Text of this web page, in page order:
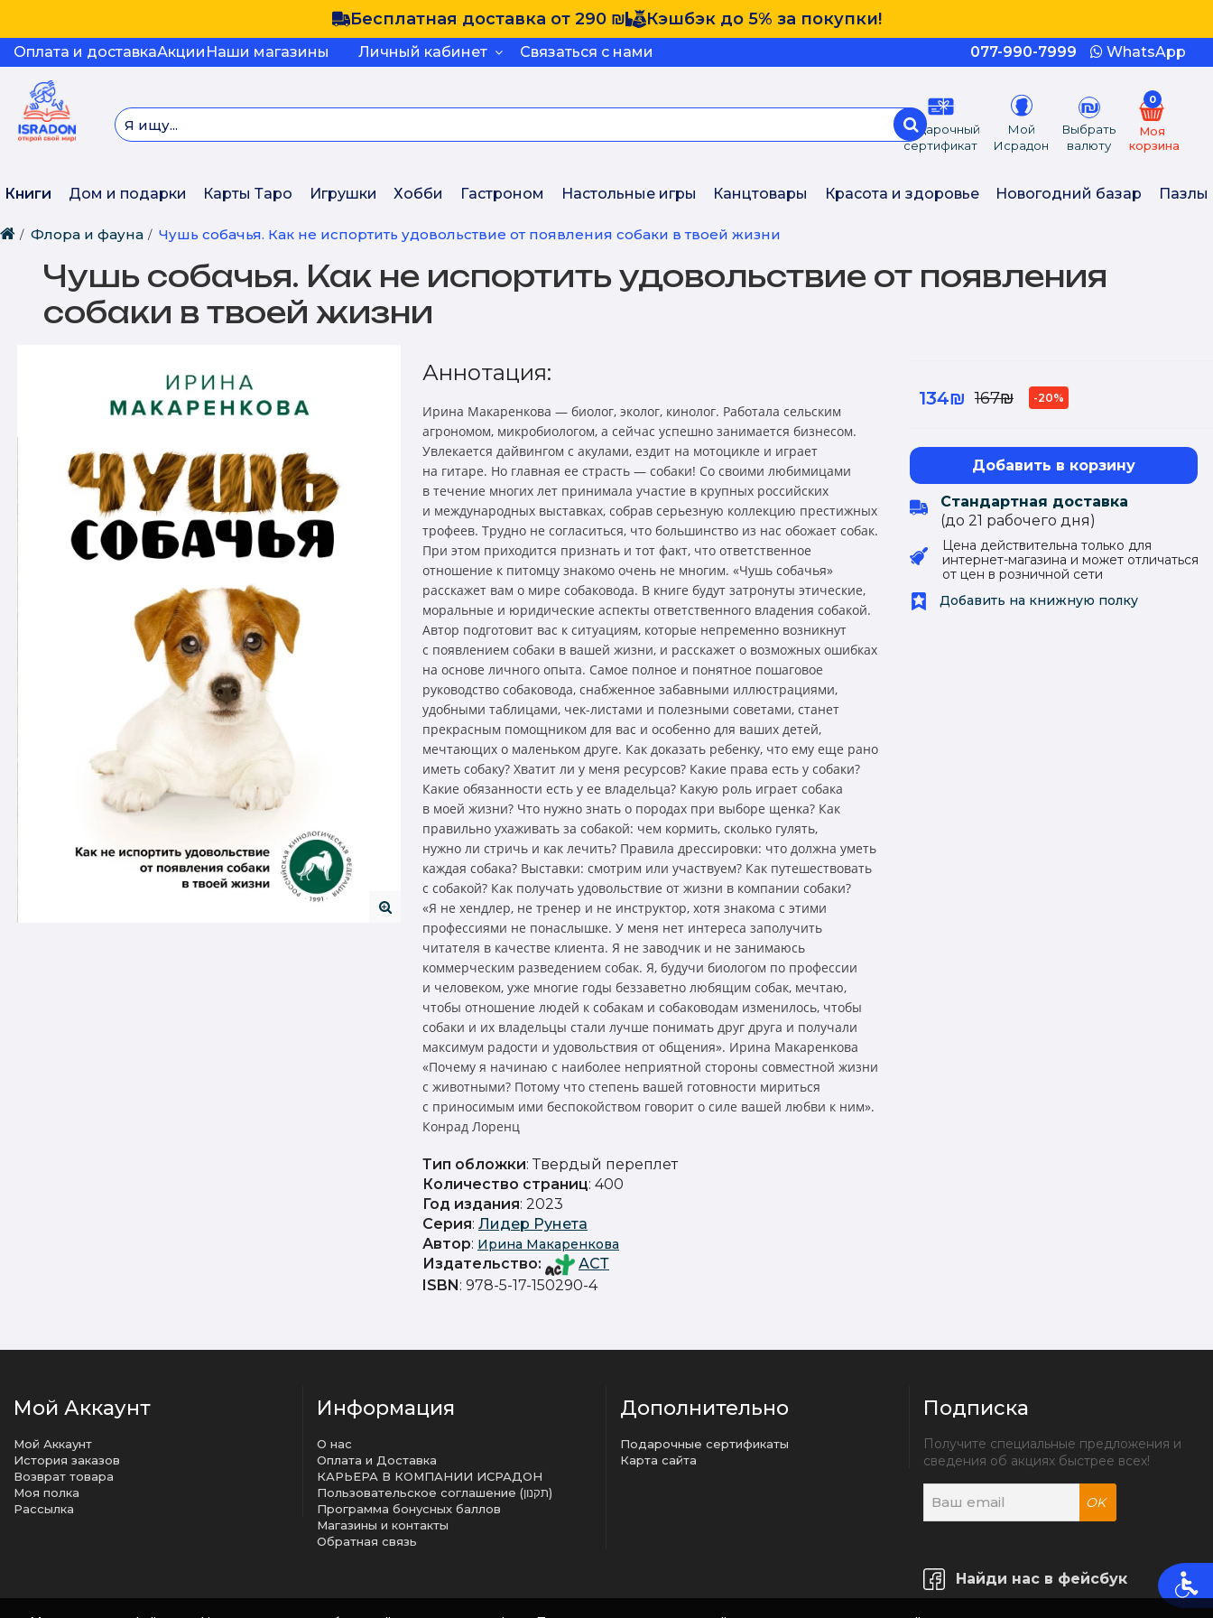
Бесплатная доставка от 290 ₪ Кэшбэк до 5% за покупки!
Оплата и доставкаАкции Наши магазины Личный кабинет Связаться с нами 077-990-7999 WhatsApp
Подарочный
сертификат
Мой
Исрадон
Выбрать
валюту
0
Моя
корзина
Книги Дом и подарки Карты Таро Игрушки Хобби Гастроном Настольные игры Канцтовары Красота и здоровье Новогодний базар Пазлы
Флора и фауна Чушь собачья. Как не испортить удовольствие от появления собаки в твоей жизни
Чушь собачья. Как не испортить удовольствие от появления
собаки в твоей жизни
Аннотация:
Ирина Макаренкова — биолог, эколог, кинолог. Работала сельским
агрономом, микробиологом, а сейчас успешно занимается бизнесом.
Увлекается дайвингом с акулами, ездит на мотоцикле и играет
на гитаре. Но главная ее страсть — собаки! Со своими любимицами
в течение многих лет принимала участие в крупных российских
и международных выставках, собрав серьезную коллекцию престижных
трофеев. Трудно не согласиться, что большинство из нас обожает собак.
При этом приходится признать и тот факт, что ответственное
отношение к питомцу знакомо очень не многим. «Чушь собачья»
расскажет вам о мире собаковода. В книге будут затронуты этические,
моральные и юридические аспекты ответственного владения собакой.
Автор подготовит вас к ситуациям, которые непременно возникнут
с появлением собаки в вашей жизни, и расскажет о возможных ошибках
на основе личного опыта. Самое полное и понятное пошаговое
руководство собаковода, снабженное забавными иллюстрациями,
удобными таблицами, чек-листами и полезными советами, станет
прекрасным помощником для вас и особенно для ваших детей,
мечтающих о маленьком друге. Как доказать ребенку, что ему еще рано
иметь собаку? Хватит ли у меня ресурсов? Какие права есть у собаки?
Какие обязанности есть у ее владельца? Какую роль играет собака
в моей жизни? Что нужно знать о породах при выборе щенка? Как
правильно ухаживать за собакой: чем кормить, сколько гулять,
нужно ли стричь и как лечить? Правила дрессировки: что должна уметь
каждая собака? Выставки: смотрим или участвуем? Как путешествовать
с собакой? Как получать удовольствие от жизни в компании собаки?
«Я не хендлер, не тренер и не инструктор, хотя знакома с этими
профессиями не понаслышке. У меня нет интереса заполучить
читателя в качестве клиента. Я не заводчик и не занимаюсь
коммерческим разведением собак. Я, будучи биологом по профессии
и человеком, уже многие годы беззаветно любящим собак, мечтаю,
чтобы отношение людей к собакам и собаководам изменилось, чтобы
собаки и их владельцы стали лучше понимать друг друга и получали
максимум радости и удовольствия от общения». Ирина Макаренкова
«Почему я начинаю с наиболее неприятной стороны совместной жизни
с животными? Потому что степень вашей готовности мириться
с приносимым ими беспокойством говорит о силе вашей любви к ним».
Конрад Лоренц
Тип обложки: Твердый переплет
Количество страниц: 400
Год издания: 2023
Серия: Лидер Рунета
Автор: Ирина Макаренкова
Издательство:
АСТ
ISBN: 978-5-17-150290-4
134₪ 167₪ -20%
Добавить в корзину
Стандартная доставка
(до 21 рабочего дня)
Цена действительна только для
интернет-магазина и может отличаться
от цен в розничной сети
Добавить на книжную полку
Мой Аккаунт
Мой Аккаунт
История заказов
Возврат товара
Моя полка
Рассылка
Информация
О нас
Оплата и Доставка
КАРЬЕРА В КОМПАНИИ ИСРАДОН
Пользовательское соглашение (תקנון)
Программа бонусных баллов
Магазины и контакты
Обратная связь
Дополнительно
Подарочные сертификаты
Карта сайта
Подписка
Получите специальные предложения и
сведения об акциях быстрее всех!
OK
Найди нас в фейсбук